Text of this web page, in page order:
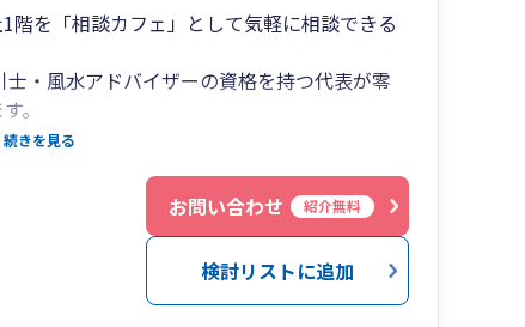
階を「相談カフェ」として気軽に相談できる
・風水アドバイザーの資格を持つ代表が零
。
化し、最近では少なくなってきている「記帳
オンラインまたはクラウドにて対応可能で
続きを見る
お問い合わせ 紹介無料
検討リストに追加